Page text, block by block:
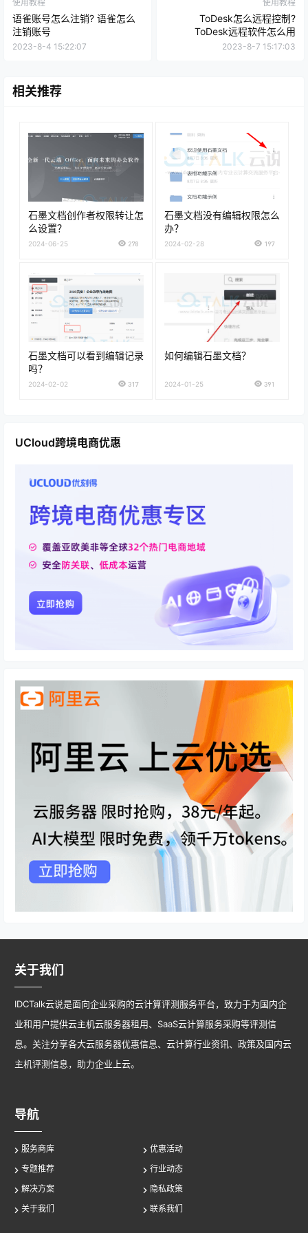
使用教程
语雀账号怎么注销? 语雀怎么
注销账号
2023-8-4 15:22:07
使用教程
ToDesk怎么远程控制?
ToDesk远程软件怎么用
2023-8-7 15:17:03
相关推荐
石墨文档创作者权限转让怎
么设置？
2024-06-25 278
石墨文档没有编辑权限怎么
办？
2024-02-28 197
石墨文档可以看到编辑记录
吗？
2024-02-02 317
如何编辑石墨文档？
2024-01-25 391
UCloud跨境电商优惠
关于我们
IDCTalk云说是面向企业采购的云计算评测服务平台，致力于为国内企
业和用户提供云主机云服务器租用、SaaS云计算服务采购等评测信
息。关注分享各大云服务器优惠信息、云计算行业资讯、政策及国内云
主机评测信息，助力企业上云。
导航
服务商库
优惠活动
专题推荐
行业动态
解决方案
隐私政策
关于我们
联系我们